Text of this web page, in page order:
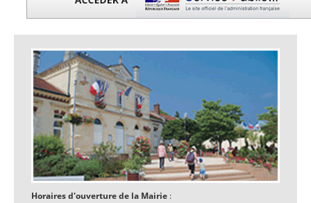
Horaires d'ouverture de la Mairie :